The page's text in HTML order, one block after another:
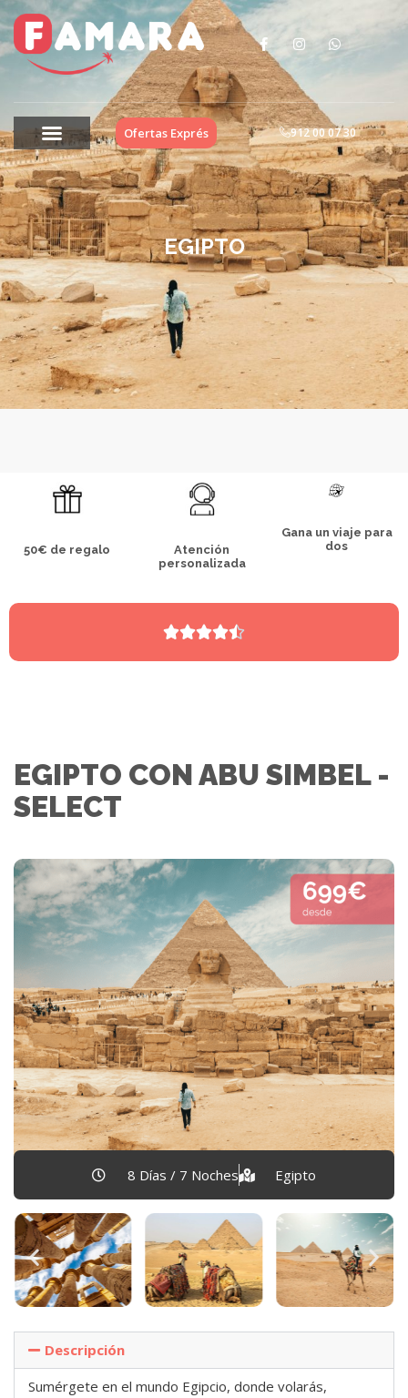
Ofertas Exprés 912 00 07 30
EGIPTO
50€ de regalo
Atención
personalizada
Gana un viaje para
dos

EGIPTO CON ABU SIMBEL -
SELECT
8 Días / 7 Noches Egipto
Descripción
Sumérgete en el mundo Egipcio, donde volarás,